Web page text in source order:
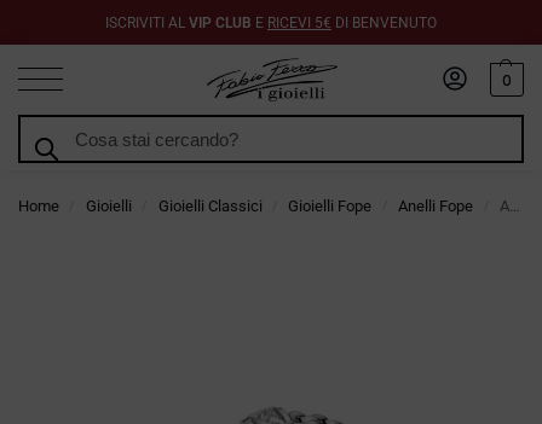
ISCRIVITI AL VIP CLUB E RICEVI 5€ DI BENVENUTO
0
Home Gioielli Gioielli Classici Gioielli Fope Anelli Fope Anello Fope Souls Flex It in Oro Bianco con Diamante